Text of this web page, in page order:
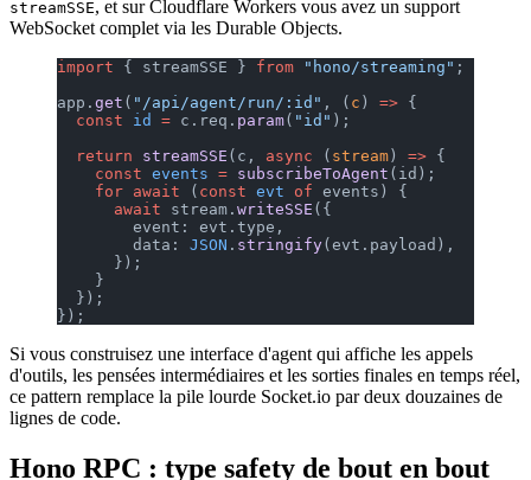
streamSSE, et sur Cloudflare Workers vous avez un support
WebSocket complet via les Durable Objects.
import { streamSSE } from "hono/streaming" ;
app. get ( "/api/agent/run/:id" , ( c ) => {
  const
id = c.req. param( "id" );
  return
streamSSE (c, async ( stream ) => {
    const
events = subscribeToAgent (id);
    for
await ( const evt of events) {
      await
stream. writeSSE ({
        event: evt.type,
        data:
JSON . stringify(evt.payload),
      });
    }
  });
});
Si vous construisez une interface d'agent qui affiche les appels
d'outils, les pensées intermédiaires et les sorties finales en temps réel,
ce pattern remplace la pile lourde Socket.io par deux douzaines de
lignes de code.
Hono RPC : type safety de bout en bout